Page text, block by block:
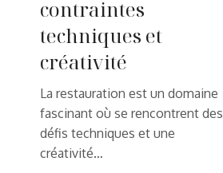
contraintes
techniques et
créativité
La restauration est un domaine
fascinant où se rencontrent des
défis techniques et une
créativité…